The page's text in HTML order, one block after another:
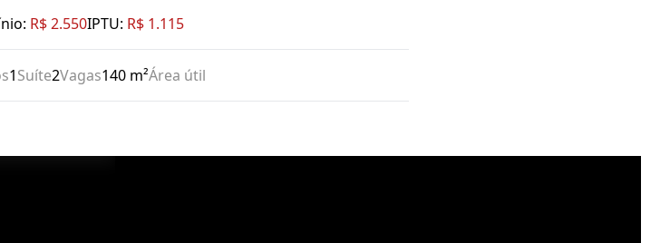
R$ 2.550IPTU: R$ 1.115
1Suíte2Vagas140 m²Área útil